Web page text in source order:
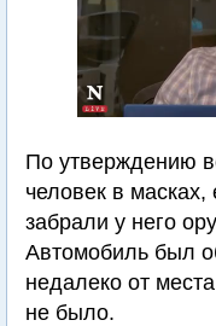
По утверждению
человек в
забрали у него
Автомобиль был
недалеко от
не было.